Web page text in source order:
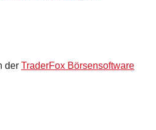
der TraderFox Börsensoftware